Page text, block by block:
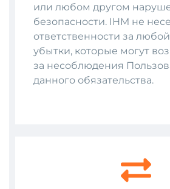
или любом другом
безопасности. IHM не
ответственности за
убытки, которые могут
за несоблюдения
данного обязательства.